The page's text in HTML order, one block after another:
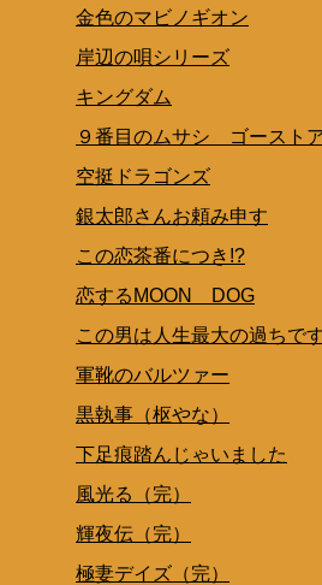
金色のマビノギオン
岸辺の唄シリーズ
キングダム
９番目のムサシ ゴースト
空挺ドラゴンズ
銀太郎さんお頼み申す
この恋茶番につき!?
恋するMOON DOG
この男は人生最大の過ちで
軍靴のバルツァー
黒執事（枢やな）
下足痕踏んじゃいました
風光る（完）
輝夜伝（完）
極妻デイズ（完）